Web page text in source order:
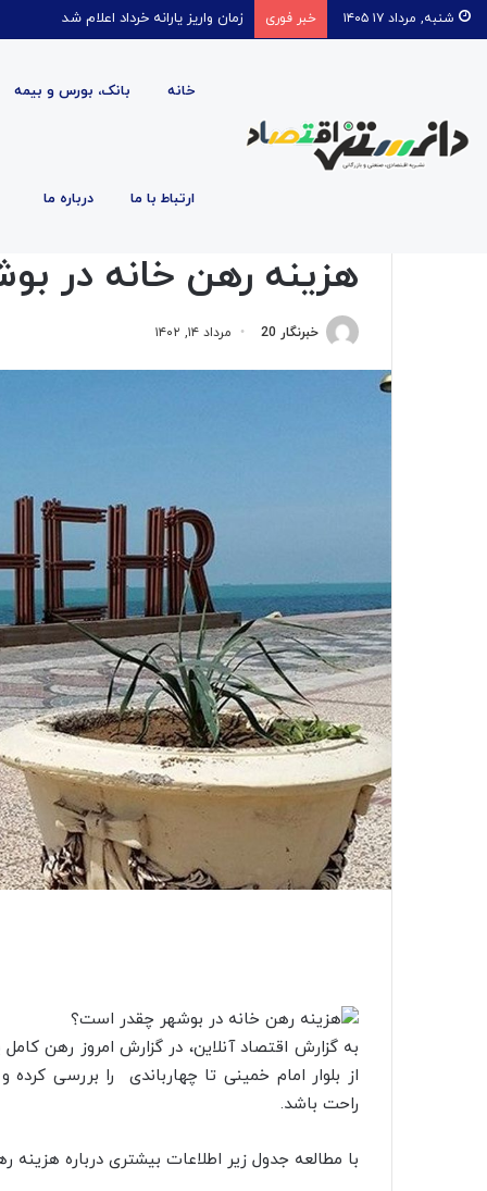
شنبه, مرداد ۱۷ ۱۴۰۵ خبر فوری زمان واریز یارانه خرداد اعلام شد
خانه بانک، بورس و بیمه
ارتباط با ما درباره ما
هزینه رهن خانه در
خبرنگار 20 مرداد ۱۴, ۱۴۰۲
راحت باشد.
با مطالعه جدول زیر اطلاعات بیشتری درباره